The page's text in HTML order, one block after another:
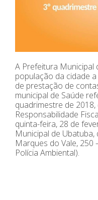
A Prefeitura Municipal
população da cidade
de prestação de
municipal de Saúde
quadrimestre de
Responsabilidade
quinta-feira, 28 de
Municipal de
Marques do Vale, 250
Polícia Ambiental).